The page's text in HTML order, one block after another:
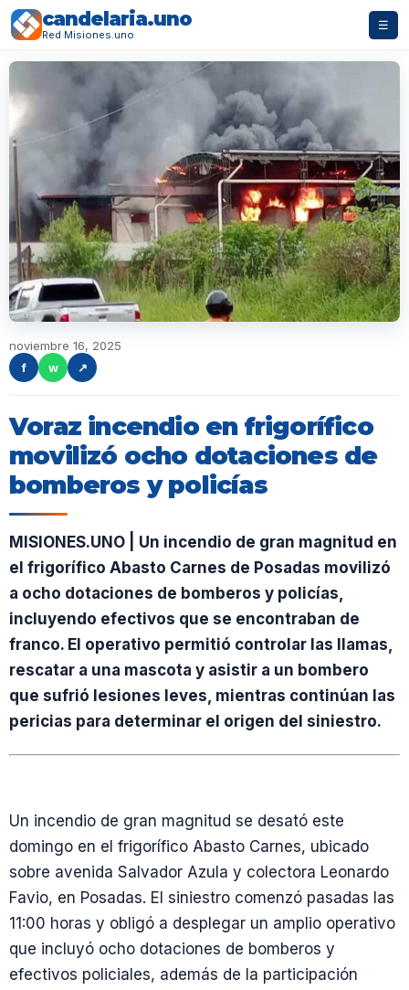
candelaria.uno
Red Misiones.uno
☰
noviembre 16, 2025
f
w ↗
Voraz incendio en frigorífico
movilizó ocho dotaciones de
bomberos y policías
MISIONES.UNO | Un incendio de gran magnitud en
el frigorífico Abasto Carnes de Posadas movilizó
a ocho dotaciones de bomberos y policías,
incluyendo efectivos que se encontraban de
franco. El operativo permitió controlar las llamas,
rescatar a una mascota y asistir a un bombero
que sufrió lesiones leves, mientras continúan las
pericias para determinar el origen del siniestro.
Un incendio de gran magnitud se desató este
domingo en el frigorífico Abasto Carnes, ubicado
sobre avenida Salvador Azula y colectora Leonardo
Favio, en Posadas. El siniestro comenzó pasadas las
11:00 horas y obligó a desplegar un amplio operativo
que incluyó ocho dotaciones de bomberos y
efectivos policiales, además de la participación